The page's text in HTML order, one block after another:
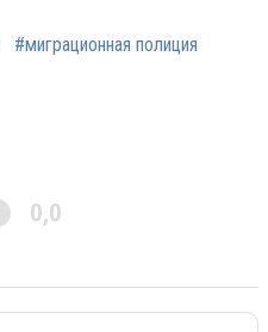
#миграционная полиция
0,0